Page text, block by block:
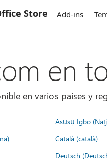
Store Add-ins
en
en varios países y
Asụsụ Igbo
Català (català)
Deutsch